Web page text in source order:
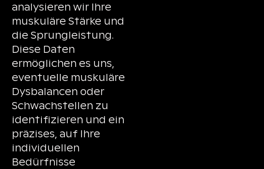
analysieren wir Ihre
muskuläre Stärke und
die Sprungleistung.
Diese Daten
ermöglichen es uns,
eventuelle muskuläre
Dysbalancen oder
Schwachstellen zu
identifizieren und ein
präzises, auf Ihre
individuellen
Bedürfnisse